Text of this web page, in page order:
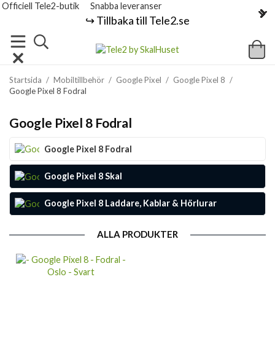
Officiell Tele2-butik Snabba leveranser
↪️ Tillbaka till Tele2.se
Startsida / Mobiltillbehör / Google Pixel / Google Pixel 8 /
Google Pixel 8 Fodral
Google Pixel 8 Fodral
Google Pixel 8 Fodral
Google Pixel 8 Skal
Google Pixel 8 Laddare, Kablar & Hörlurar
ALLA PRODUKTER